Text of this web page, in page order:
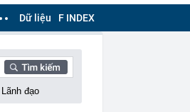
Dữ liệu F INDEX
Lãnh đạo